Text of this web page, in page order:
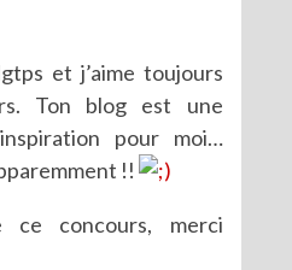
et j’aime toujours
Ton blog est une
pour moi…
!!
concours, merci